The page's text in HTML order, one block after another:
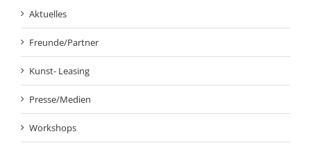
Aktuelles
Freunde/Partner
Kunst- Leasing
Presse/Medien
Workshops